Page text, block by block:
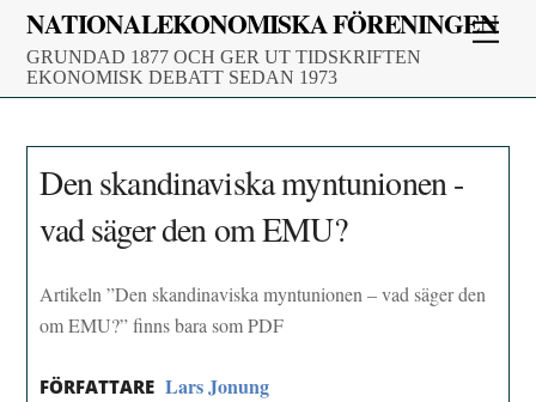
Skip
content
NATIONALEKONOMISKA FÖRENINGEN
GRUNDAD 1877 OCH GER UT TIDSKRIFTEN
EKONOMISK DEBATT SEDAN 1973
Den skandinaviska myntunionen -
vad säger den om EMU?
Artikeln ”Den skandinaviska myntunionen – vad säger den
om EMU?” finns bara som PDF
FÖRFATTARE Lars Jonung